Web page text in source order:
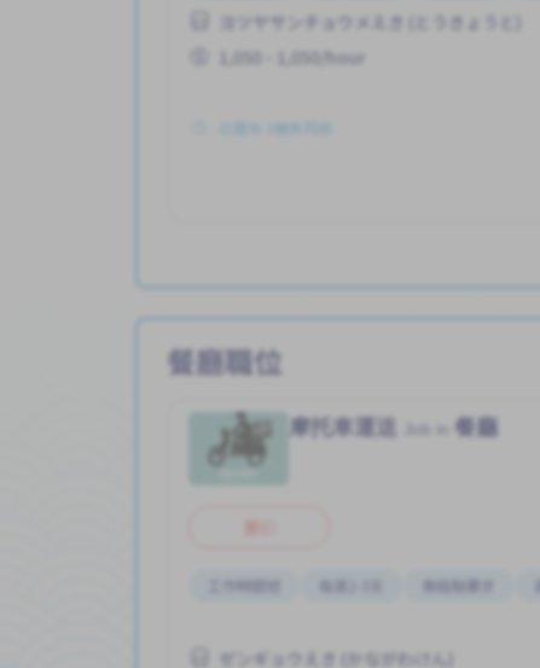
ヨツヤサンチョウメえき (とうきょうと)
1,050 - 1,050/hour
已發布 3個多月前
餐廳職位
摩托車運送 餐廳
兼职
工作時間短 每週2-3天 無經驗要求
ゼンギョウえき (かながわけん)